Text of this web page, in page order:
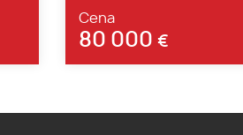
Cena
80 000 €